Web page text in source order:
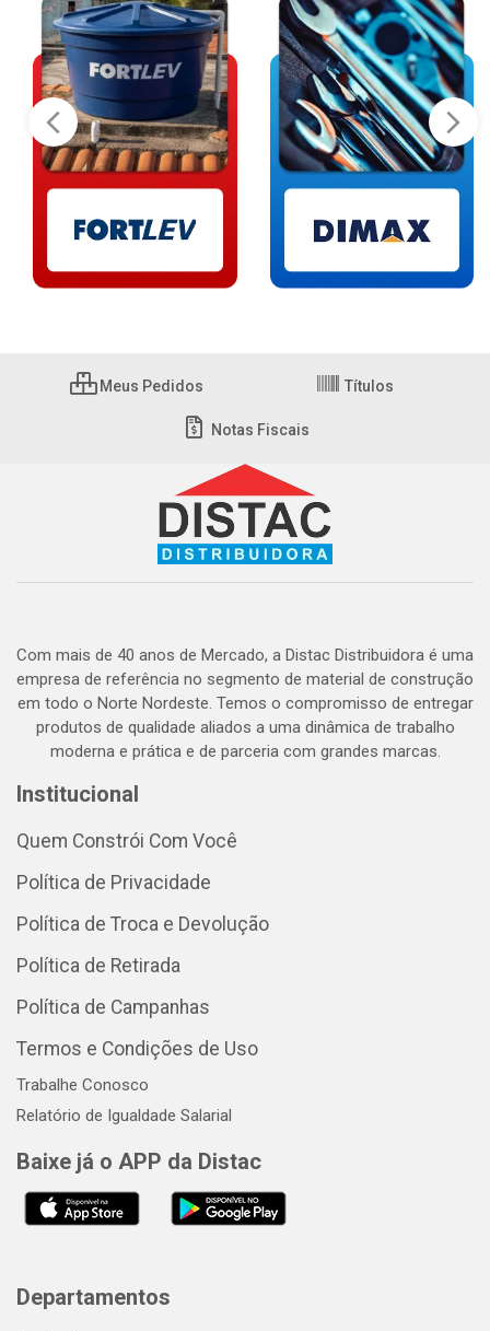
Meus Pedidos Títulos
Notas Fiscais
Com mais de 40 anos de Mercado, a Distac Distribuidora é uma
empresa de referência no segmento de material de construção
em todo o Norte Nordeste. Temos o compromisso de entregar
produtos de qualidade aliados a uma dinâmica de trabalho
moderna e prática e de parceria com grandes marcas.
Institucional
Quem Constrói Com Você
Política de Privacidade
Política de Troca e Devolução
Política de Retirada
Política de Campanhas
Termos e Condições de Uso
Trabalhe Conosco
Relatório de Igualdade Salarial
Baixe já o APP da Distac
Departamentos